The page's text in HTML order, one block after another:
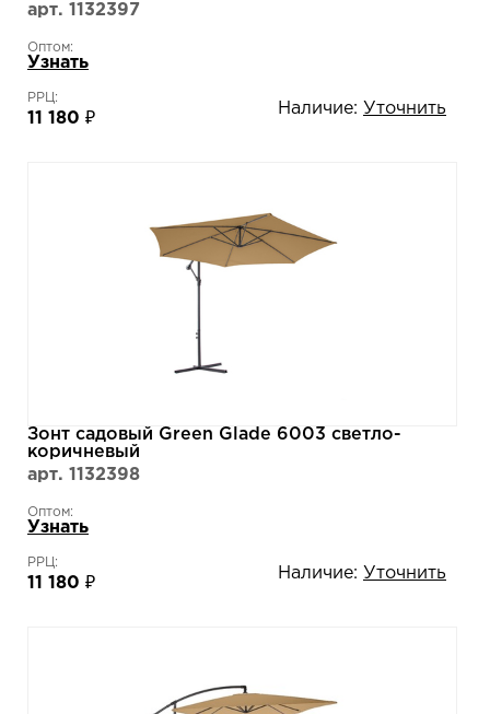
арт. 1132397
Оптом:
Узнать
РРЦ:
11 180 ₽
Наличие: Уточнить
Зонт садовый Green Glade 6003 светло-
коричневый
арт. 1132398
Оптом:
Узнать
РРЦ:
11 180 ₽
Наличие: Уточнить